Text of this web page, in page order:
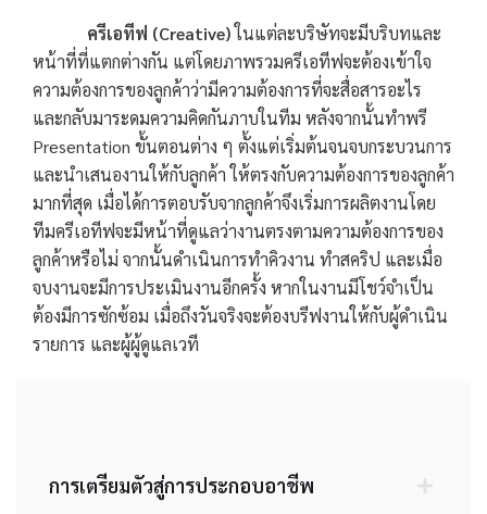
ครีเอทีฟ (Creative)ในแต่ละบริษัทจะมีบริบทและ
หน้าที่ที่แตกต่างกัน แต่โดยภาพรวมครีเอทีฟจะต้องเข้าใจ
ความต้องการของลูกค้าว่ามีความต้องการที่จะสื่อสารอะไร
และกลับมาระดมความคิดกันภาบในทีม หลังจากนั้นทำพรี
Presentation ขั้นตอนต่าง ๆ ตั้งแต่เริ่มต้นจนจบกระบวนการ
และนำเสนองานให้กับลูกค้า ให้ตรงกับความต้องการของลูกค้า
มากที่สุด เมื่อได้การตอบรับจากลูกค้าจึงเริ่มการผลิตงานโดย
ทีมครีเอทีฟจะมีหน้าที่ดูแลว่างานตรงตามความต้องการของ
ลูกค้าหรือไม่ จากนั้นดำเนินการทำคิวงาน ทำสคริป และเมื่อ
จบงานจะมีการประเมินงานอีกครั้ง หากในงานมีโชว์จำเป็น
ต้องมีการซักซ้อม เมื่อถึงวันจริงจะต้องบรีฟงานให้กับผู้ดำเนิน
รายการ และผู้ผู้ดูแลเวที
การเตรียมตัวสู่การประกอบอาชีพ